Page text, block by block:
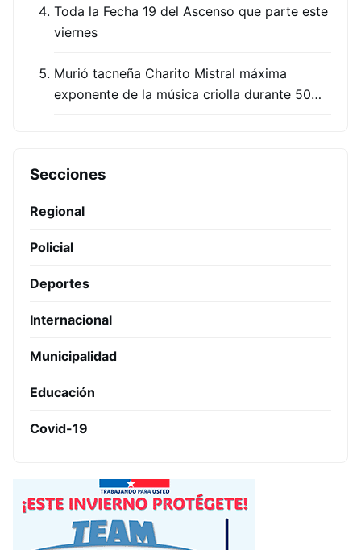
Toda la Fecha 19 del Ascenso que parte este
viernes
Murió tacneña Charito Mistral máxima
exponente de la música criolla durante 50…
Secciones
Regional
Policial
Deportes
Internacional
Municipalidad
Educación
Covid-19